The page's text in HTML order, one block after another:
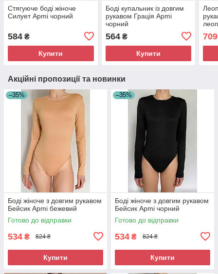
Стягуюче боді жіноче
Cилует Apmi чорний
584 ₴
Купити
Боді купальник із довгим
рукавом Грація Apmi
чорний
564₴
Купити
709
Акційні пропозиції та новинки
–35%
Боді жіноче з довгим рукавом
Бейсик Apmi бежевий
Готово до відправки
534 ₴ 824 ₴
Купити
–35%
Боді жіноче з довгим рукавом
Бейсик Apmi чорний
Готово до відправки
534 ₴ 824 ₴
Купити